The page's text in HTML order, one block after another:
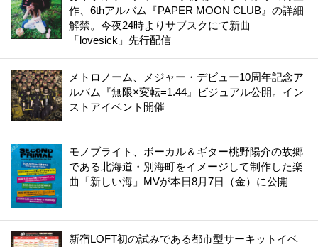
作、6thアルバム『PAPER MOON CLUB』の詳細
解禁。今夜24時よりサブスクにて新曲
「lovesick」先行配信
メトロノーム、メジャー・デビュー10周年記念ア
ルバム『無限×変転=1.44』ビジュアル公開。イン
ストアイベント開催
モノブライト、ボーカル＆ギター桃野陽介の故郷
である北海道・別海町をイメージして制作した楽
曲「新しい海」MVが本日8月7日（金）に公開
新宿LOFT初の試みである都市型サーキットイベ